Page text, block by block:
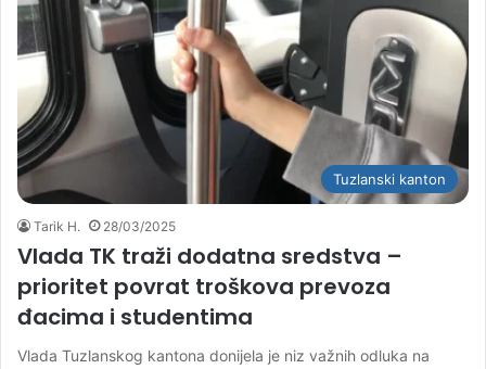
Tuzlanski kanton
Tarik H. 28/03/2025
Vlada TK traži dodatna sredstva –
prioritet povrat troškova prevoza
đacima i studentima
Vlada Tuzlanskog kantona donijela je niz važnih odluka na